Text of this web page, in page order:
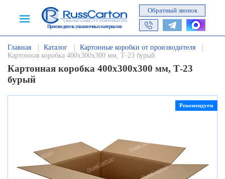
Производитель упаковочных материалов
Обратный звонок
Главная Каталог
Картонные коробки от производителя
Картонная коробка 400х300х300 мм, Т-23 бурый
Картонная коробка 400х300х300 мм, Т-23
бурый
Рекомендуем